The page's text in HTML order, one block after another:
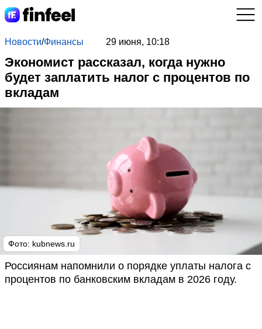
Новости/Финансы 29 июня, 10:18
Экономист рассказал, когда нужно
будет заплатить налог с процентов по
вкладам
Фото: kubnews.ru
Россиянам напомнили о порядке уплаты налога с
процентов по банковским вкладам в 2026 году.